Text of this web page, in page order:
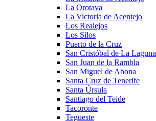
La Orotava
La Victoria de Acentejo
Los Realejos
Los Silos
Puerto de la Cruz
San Cristóbal de La Laguna
San Juan de la Rambla
San Miguel de Abona
Santa Cruz de Tenerife
Santa Úrsula
Santiago del Teide
Tacoronte
Tegueste